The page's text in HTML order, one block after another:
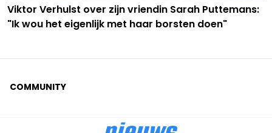
Viktor Verhulst over zijn vriendin Sarah Puttemans:
"Ik wou het eigenlijk met haar borsten doen"
COMMUNITY